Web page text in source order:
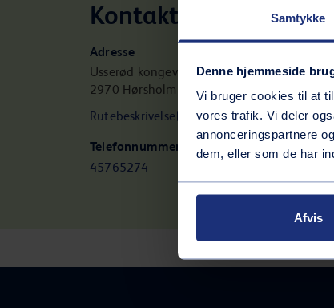
Samtykke
Denne hjemmeside
Vi bruger cookies til at
vores trafik. Vi deler
annonceringspartnere
dem, eller som de har
Afvis
Kontaktinformation
Adresse
Usserød kongevej 6
2970 Hørsholm
Rutebeskrivelse
Telefonnummer
45765274